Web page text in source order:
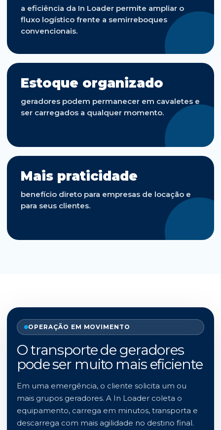
a eficiência da In Loader permite ampliar o
fluxo logístico frente a semirreboques
convencionais.
Estoque organizado
geradores podem permanecer em cavaletes e
ser carregados a qualquer momento.
Mais praticidade
benefício direto para empresas de locação e
para seus clientes.
OPERAÇÃO EM MOVIMENTO
O transporte de geradores
pode ser muito mais eficiente
Em uma emergência, o cliente solicita um ou
mais grupos geradores. A In Loader coleta o
equipamento, carrega em minutos, transporta e
descarrega com mais agilidade no destino final.